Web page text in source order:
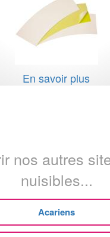
En savoir plus
nos autres
nuisibles...
Acariens